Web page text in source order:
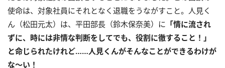
使命は、対象社員にそれとなく退職をうながすこと。人見く
ん（松田元太）は、平田部長（鈴木保奈美）に 「情に流され
ずに、時には非情な判断をしてでも、役割に徹すること！」
と命じられたけれど……人見くんがそんなことができるわけが
な〜い！